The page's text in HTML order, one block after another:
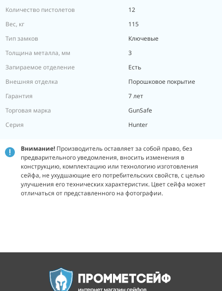
Количество пистолетов
12
Вес, кг
115
Тип замков
Ключевые
Толщина металла, мм
3
Запираемое отделение
Есть
Внешняя отделка
Порошковое покрытие
Гарантия
7 лет
Торговая марка
GunSafe
Серия
Hunter
Внимание! Производитель оставляет за собой право, без
предварительного уведомления, вносить изменения в
конструкцию, комплектацию или технологию изготовления
сейфа, не ухудшающие его потребительских свойств, с целью
улучшения его технических характеристик. Цвет сейфа может
отличаться от представленного на фотографии.